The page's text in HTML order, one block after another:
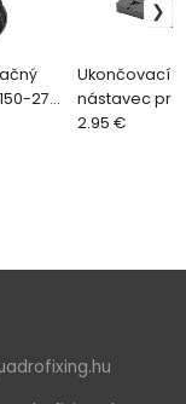
270
Ukončovací
nástavec
2.95 €